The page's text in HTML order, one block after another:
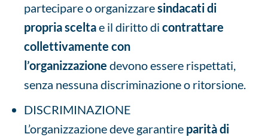
partecipare o organizzaresindacati di
propria sceltae il diritto di contrattare
collettivamente con
l’organizzazione devono essere rispettati,
senza nessuna discriminazione o ritorsione.
DISCRIMINAZIONE
L’organizzazione deve garantire parità di